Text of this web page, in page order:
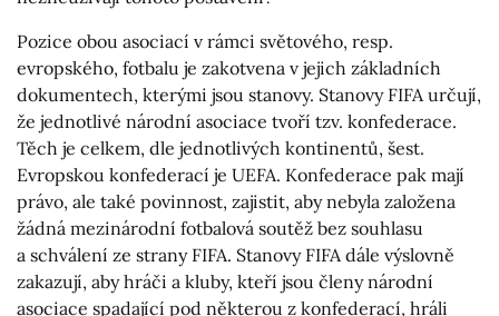
Pozice obou asociací v rámci světového, resp.
evropského, fotbalu je zakotvena v jejich základních
dokumentech, kterými jsou stanovy. Stanovy FIFA určují,
že jednotlivé národní asociace tvoří tzv. konfederace.
Těch je celkem, dle jednotlivých kontinentů, šest.
Evropskou konfederací je UEFA. Konfederace pak mají
právo, ale také povinnost, zajistit, aby nebyla založena
žádná mezinárodní fotbalová soutěž bez souhlasu
a schválení ze strany FIFA. Stanovy FIFA dále výslovně
zakazují, aby hráči a kluby, kteří jsou členy národní
asociace spadající pod některou z konfederací, hráli